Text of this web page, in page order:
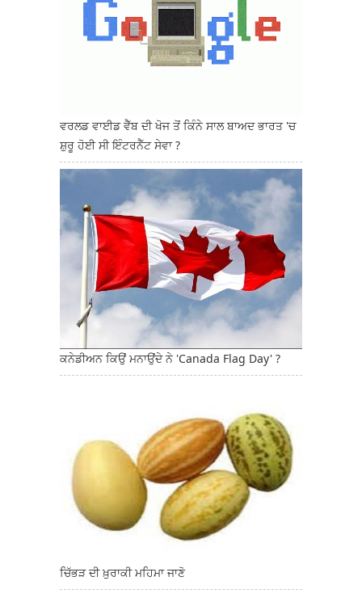
ਵਰਲਡ ਵਾਈਡ ਵੈੱਬ ਦੀ ਖੋਜ ਤੋਂ ਕਿੰਨੇ ਸਾਲ ਬਾਅਦ ਭਾਰਤ 'ਚ
ਸ਼ੁਰੂ ਹੋਈ ਸੀ ਇੰਟਰਨੈੱਟ ਸੇਵਾ ?
ਕਨੇਡੀਅਨ ਕਿਉਂ ਮਨਾਉਂਦੇ ਨੇ 'Canada Flag Day' ?
ਚਿੱਭੜ ਦੀ ਖ਼ੁਰਾਕੀ ਮਹਿਮਾ ਜਾਣੋ